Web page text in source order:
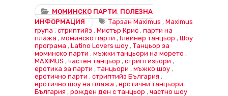
МОМИНСКО ПАРТИ, ПОЛЕЗНА
ИНФОРМАЦИЯ
Тарзан Maximus , Maximus
група ,стриптийз , Мистър Крис , парти на
плажа , моминско парти , Глейнер танцьор , Шоу
програма , Latino Lovers шоу , Танцьор за
моминско парти , мъжки танцьори на морето ,
MAXIMUS , частен танцьор , стриптизьори ,
еротика за парти , танцьори , мъжко шоу ,
еротично парти , стриптийз България ,
еротично шоу на плажа , еротични танцьори
България , рожден ден с танцьор , частно шоу